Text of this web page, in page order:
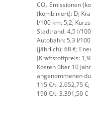
CO₂ Emissionen
(kombiniert): D;
l/100 km: 5,2;
Stadtrand:4,5 l/
Autobahn: 5,3 l/
(jährlich):68 €;
(Kraftstoffpreis: 1,
Kosten über 10
angenommenen
115 €/t:2.052,75
190 €/t: 3.391,50 €